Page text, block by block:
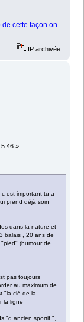
cette façon on
IP archivée
»
est important tu a
prend déjà soin
dans la nature et
balais , 20 ans de
(humour de
pas toujours
au maximum de
"la clé de la
la ligne
"d ancien sportif ",